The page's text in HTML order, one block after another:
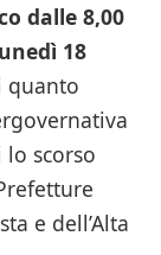
dalle 8,00
18
quanto
scorso
e dell’Alta